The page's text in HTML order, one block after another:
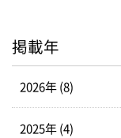
掲載年
2026年 (8)
2025年 (4)